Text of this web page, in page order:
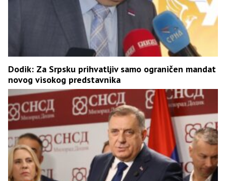
Dodik: Za Srpsku prihvatljiv samo ograničen mandat
novog visokog predstavnika